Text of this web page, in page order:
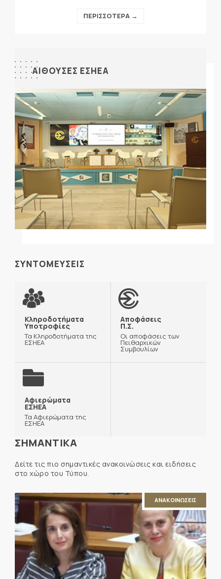
ΠΕΡΙΣΣΟΤΕΡΑ →
ΑΙΘΟΥΣΕΣ ΕΣΗΕΑ
ΣΥΝΤΟΜΕΥΣΕΙΣ
Κληροδοτήματα
Υποτροφίες
Τα Κληροδοτήματα της
ΕΣΗΕΑ
Αποφάσεις
Π.Σ.
Οι αποφάσεις των
Πειθαρχικών
Συμβουλίων
Αφιερώματα
ΕΣΗΕΑ
Τα Αφιερώματα της
ΕΣΗΕΑ
ΣΗΜΑΝΤΙΚΑ
Δείτε τις πιο σημαντικές ανακοινώσεις και ειδήσεις
στο χώρο του Τύπου.
ΑΝΑΚΟΙΝΩΣΕΙΣ